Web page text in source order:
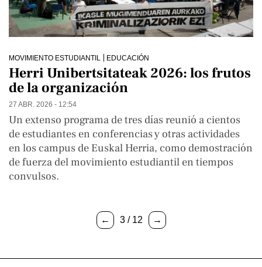
MOVIMIENTO ESTUDIANTIL EDUCACIÓN
Herri Unibertsitateak 2026: los frutos
de la organización
27 ABR. 2026 - 12:54
Un extenso programa de tres días reunió a cientos
de estudiantes en conferencias y otras actividades
en los campus de Euskal Herria, como demostración
de fuerza del movimiento estudiantil en tiempos
convulsos.
← 3 / 12 →